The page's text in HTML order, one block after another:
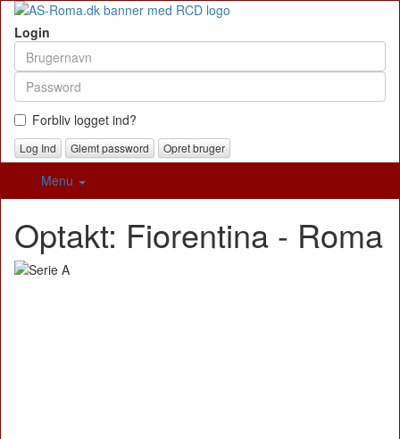
Login
Forbliv logget ind?
Glemt password Opret bruger
Menu
Optakt: Fiorentina - Roma